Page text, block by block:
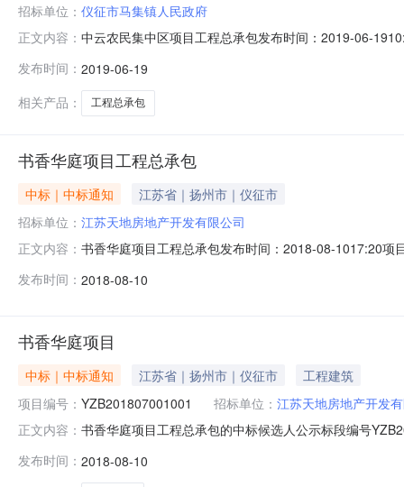
招标单位： 仪征市马集镇人民政府
正文内容： 中云农民集中区项目工程总承包发布时间：2019-06-
18691.000000万元招标工期300天质量标准符合国家验
发布时间： 2019-06-19
相关产品：
工程总承包
书香华庭项目工程总承包
中标｜中标通知
江苏省｜扬州市｜仪征市
招标单位： 江苏天地房地产开发有限公司
正文内容： 书香华庭项目工程总承包发布时间：2018-08-1017:20项
40000.000000万元招标工期600天质量标准设计符合相
发布时间： 2018-08-10
书香华庭项目
中标｜中标通知 江苏省｜扬州市｜仪征市
工程建筑
项目编号： YZB201807001001 招标单位： 江苏天地房地产开发
正文内容： 书香华庭项目工程总承包的中标候选人公示标段编号
工符合相关验收标准合格交付开标时间2018-08-1009:00
发布时间： 2018-08-10